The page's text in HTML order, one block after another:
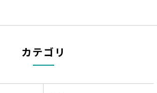
エコル
手作り感のある暖かな風合いで
カテゴリ